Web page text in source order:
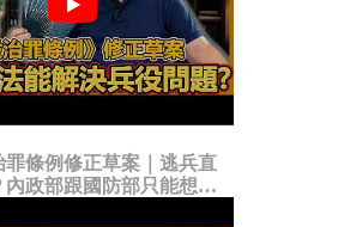
罪條例修正草案｜逃兵直
內政部跟國防部只能想到